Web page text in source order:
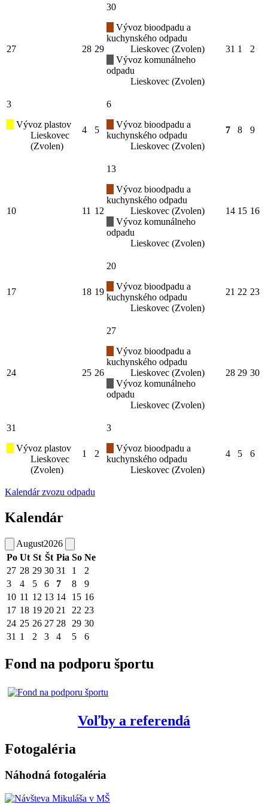
27 28 29
30
Vývoz bioodpadu a
kuchynského odpadu
Lieskovec (Zvolen)
Vývoz komunálneho
odpadu
Lieskovec (Zvolen)
31 1 2
3
Vývoz plastov
Lieskovec
(Zvolen)
4 5
6
Vývoz bioodpadu a
kuchynského odpadu
Lieskovec (Zvolen)
7 8 9
10 11 12
13
Vývoz bioodpadu a
kuchynského odpadu
Lieskovec (Zvolen)
Vývoz komunálneho
odpadu
Lieskovec (Zvolen)
14 15 16
17 18 19
20
Vývoz bioodpadu a
kuchynského odpadu
Lieskovec (Zvolen)
21 22 23
24 25 26
27
Vývoz bioodpadu a
kuchynského odpadu
Lieskovec (Zvolen)
Vývoz komunálneho
odpadu
Lieskovec (Zvolen)
28 29 30
31
Vývoz plastov
Lieskovec
(Zvolen)
1 2
3
Vývoz bioodpadu a
kuchynského odpadu
Lieskovec (Zvolen)
4 5 6
Kalendár zvozu odpadu
Kalendár
August2026
Po Ut St Št Pia So Ne
27 28 29 30 31 1
2
3
4 5 6 7 8
9
10 11 12 13 14 15 16
17 18 19 20 21 22 23
24 25 26 27 28 29 30
31 1 2 3 4 5 6
Fond na podporu športu
Voľby a referendá
Fotogaléria
Náhodná fotogaléria